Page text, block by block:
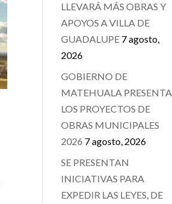
LLEVARÁ MÁS OBRAS Y
APOYOS A VILLA DE
GUADALUPE 7 agosto,
2026
GOBIERNO DE
MATEHUALA PRESENTA
LOS PROYECTOS DE
OBRAS MUNICIPALES
2026 7 agosto, 2026
SE PRESENTAN
INICIATIVAS PARA
EXPEDIR LAS LEYES, DE